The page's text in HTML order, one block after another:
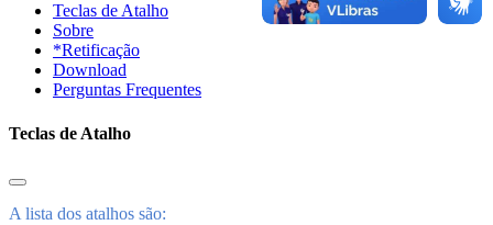
Teclas de Atalho
Sobre
*Retificação
Download
Perguntas Frequentes
Teclas de Atalho
A lista dos atalhos são: